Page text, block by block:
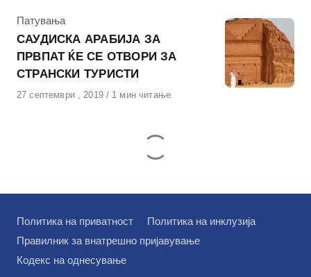
КАтегорија
Патувања
САУДИСКА АРАБИЈА ЗА
ПРВПАТ ЌЕ СЕ ОТВОРИ ЗА
СТРАНСКИ ТУРИСТИ
Објавено
27 септември , 2019 1 мин читање
Политика на приватност
Политика на инклузија
Правилник за внатрешно пријавување
Кодекс на однесување